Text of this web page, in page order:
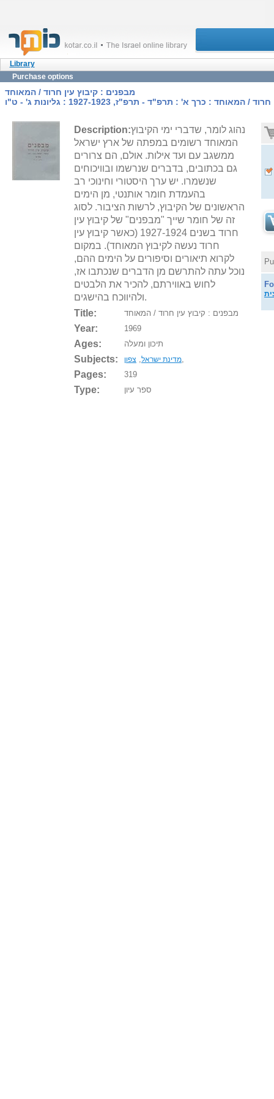
Library
Purchase options
מבפנים : קיבוץ עין חרוד / המאוחד
: כרך א' : תרפ"ד - תרפ"ז, 1927-1923 : גליונות ג' - ט"ו
Description:נהוג לומר, שדברי ימי הקיבוץ
המאוחד רשומים במפתה של ארץ ישראל
ממשגב עם ועד אילות. אולם, הם צרורים
גם בכתובים, בדברים שנרשמו ובוויכוחים
שנשמרו. יש ערך היסטורי וחינוכי רב
בהעמדת חומר אותנטי, מן הימים
הראשונים של הקיבוץ, לרשות הציבור. לסוג
זה של חומר שייך "מבפנים" של קיבוץ עין
חרוד בשנים 1927-1924 (כאשר קיבוץ עין
חרוד נעשה לקיבוץ המאוחד). במקום
לקרוא תיאורים וסיפורים על הימים ההם,
נוכל עתה להתרשם מן הדברים שנכתבו אז,
לחוש באווירתם, להכיר את הלבטים
ולהיווכח בהישגים.
Title:
מבפנים : קיבוץ עין חרוד / המאוחד
Year: 1969
Ages: תיכון ומעלה
Subjects: מדינת ישראל, צפון ,
Pages: 319
Type: ספר עיון